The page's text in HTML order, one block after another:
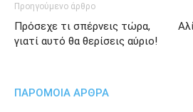
Προηγούμενο άρθρο
Πρόσεχε τι σπέρνεις τώρα,
γιατί αυτό θα θερίσεις αύριο!
ΠΑΡΟΜΟΙΑ ΑΡΘΡΑ